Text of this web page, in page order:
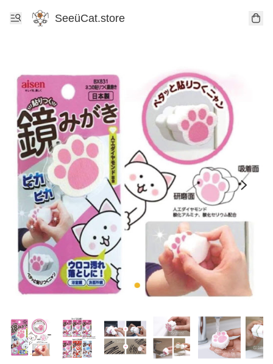
SeeüCat.store